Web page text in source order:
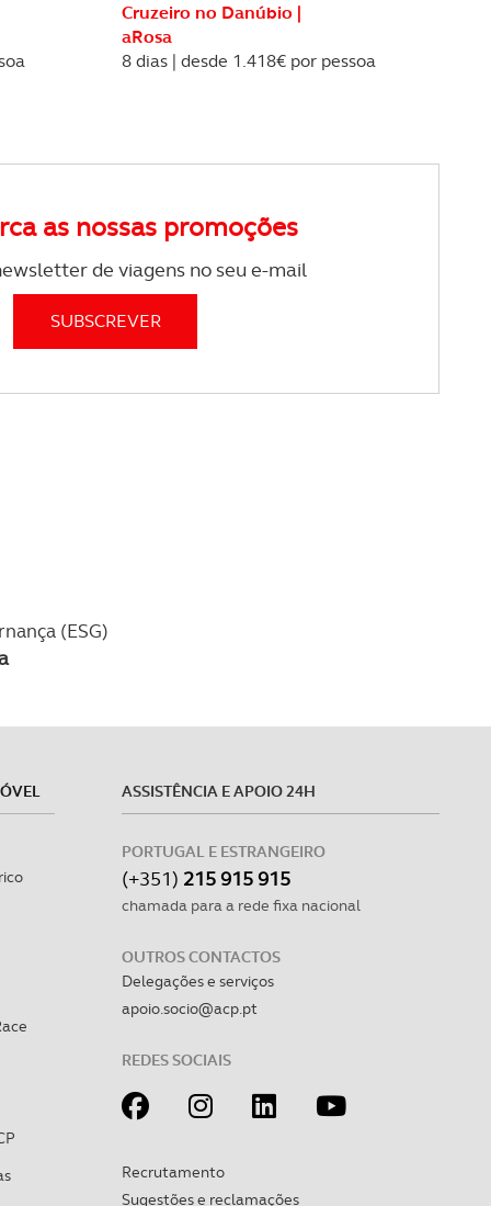
Cruzeiro no Danúbio |
aRosa
8 dias | desde 1.418€ por pessoa
as nossas promoções
de viagens no seu e-mail
(ESG)
ASSISTÊNCIA E APOIO 24H
PORTUGAL E ESTRANGEIRO
(+351) 215 915 915
chamada para a rede fixa nacional
OUTROS CONTACTOS
Delegações e serviços
apoio.socio@acp.pt
REDES SOCIAIS
Recrutamento
Sugestões e reclamações